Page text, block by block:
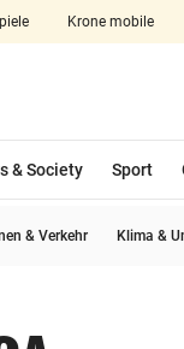
Krone mobile
aufklappen
& Society Sport
& Verkehr Klima &